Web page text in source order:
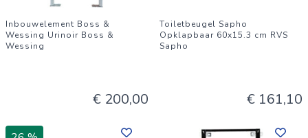
Inbouwelement Boss &
Wessing Urinoir Boss &
Wessing
€ 200,00
Toiletbeugel Sapho
Opklapbaar 60x15.3 cm RVS
Sapho
€ 161,10